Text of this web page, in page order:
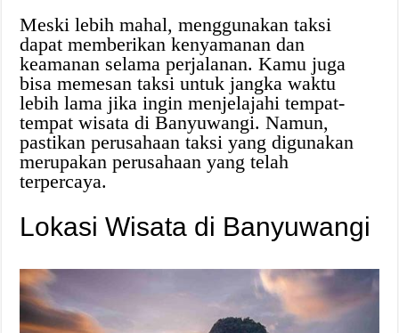
Meski lebih mahal, menggunakan taksi
dapat memberikan kenyamanan dan
keamanan selama perjalanan. Kamu juga
bisa memesan taksi untuk jangka waktu
lebih lama jika ingin menjelajahi tempat-
tempat wisata di Banyuwangi. Namun,
pastikan perusahaan taksi yang digunakan
merupakan perusahaan yang telah
terpercaya.
Lokasi Wisata di Banyuwangi